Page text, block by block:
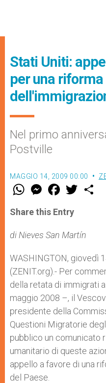
Stati Uniti:
per una riforma
Nel primo
Postville
MAGGIO 14, 2009 00:00
W
t
s
p
p
M
e
s
e
g
e
F
a
e
b
o
k
w
r
Share this Entry
di Nieves San Martín
WASHINGTON, giovedì
(ZENIT.org).- Per
della retata di immigrati
maggio 2008 –, il
presidente della
Questioni Migratorie
pubblico un comunicato
umanitario di queste
appello a favore di una
del Paese.